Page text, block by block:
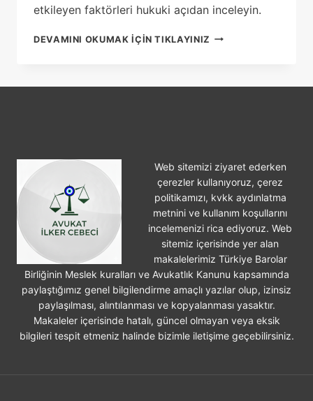
etkileyen faktörleri hukuki açıdan inceleyin.
DEVAMINI OKUMAK IÇIN TIKLAYINIZ ÇEKIŞMELI
Web sitemizi ziyaret ederken
çerezler kullanıyoruz, çerez
politikamızı, kvkk aydınlatma
metnini ve kullanım koşullarını
incelemenizi rica ediyoruz. Web
sitemiz içerisinde yer alan
makalelerimiz Türkiye Barolar
Birliğinin Meslek kuralları ve Avukatlık Kanunu kapsamında
paylaştığımız genel bilgilendirme amaçlı yazılar olup, izinsiz
paylaşılması, alıntılanması ve kopyalanması yasaktır.
Makaleler içerisinde hatalı, güncel olmayan veya eksik
bilgileri tespit etmeniz halinde bizimle iletişime geçebilirsiniz.